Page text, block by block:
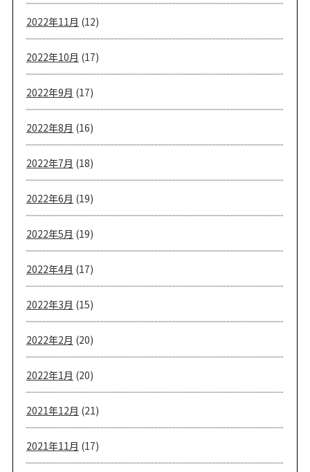
2022年11月 (12)
2022年10月 (17)
2022年9月 (17)
2022年8月 (16)
2022年7月 (18)
2022年6月 (19)
2022年5月 (19)
2022年4月 (17)
2022年3月 (15)
2022年2月 (20)
2022年1月 (20)
2021年12月 (21)
2021年11月 (17)